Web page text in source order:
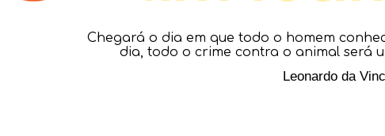
Chegará o dia em que todo o homem
dia, todo o crime contra o animal será
Leonardo da